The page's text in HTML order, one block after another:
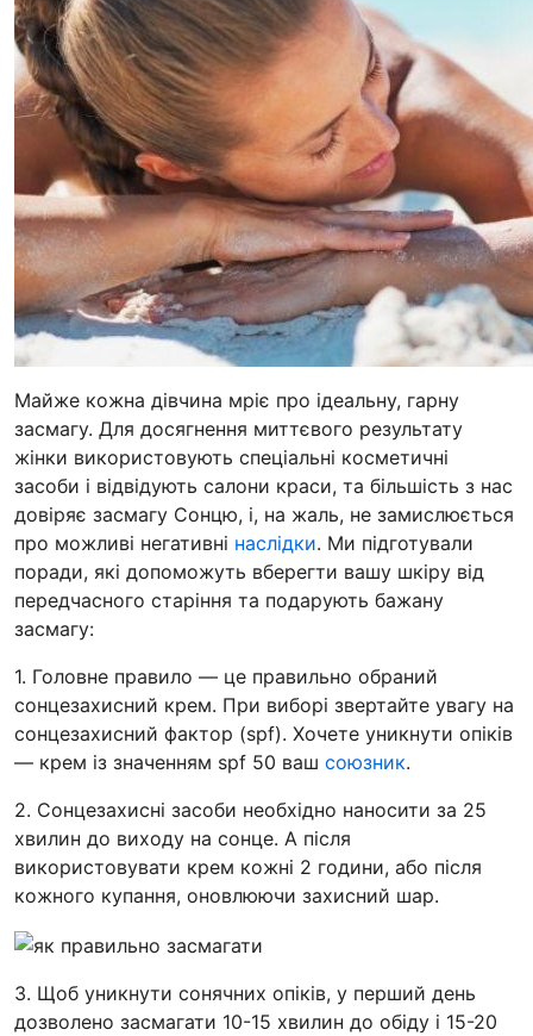
Майже кожна дівчина мріє про ідеальну, гарну
засмагу. Для досягнення миттєвого результату
жінки використовують спеціальні косметичні
засоби і відвідують салони краси, та більшість з нас
довіряє засмагу Сонцю, і, на жаль, не замислюється
про можливі негативні наслідки. Ми підготували
поради, які допоможуть вберегти вашу шкіру від
передчасного старіння та подарують бажану
засмагу:
1. Головне правило — це правильно обраний
сонцезахисний крем. При виборі звертайте увагу на
сонцезахисний фактор (spf). Хочете уникнути опіків
— крем із значенням spf 50 ваш союзник.
2. Сонцезахисні засоби необхідно наносити за 25
хвилин до виходу на сонце. А після
використовувати крем кожні 2 години, або після
кожного купання, оновлюючи захисний шар.
3. Щоб уникнути сонячних опіків, у перший день
дозволено засмагати 10-15 хвилин до обіду і 15-20